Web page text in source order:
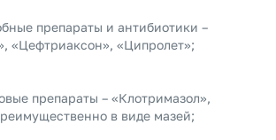
препараты и антибиотики –
«Цефтриаксон», «Ципролет»;
препараты – «Клотримазол»,
в виде мазей;